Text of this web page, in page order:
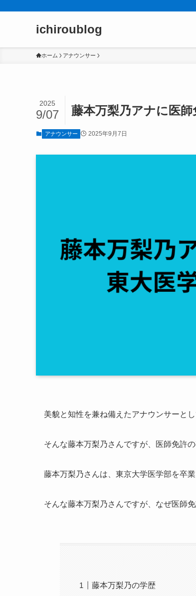
ichiroublog
ホーム アナウンサー
藤本万梨乃アナに医
2025
9/07
アナウンサー 2025年9月7日
美貌と知性を兼ね備えたアナウンサーと
そんな藤本万梨乃さんですが、医師免許
藤本万梨乃さんは、東京大学医学部を卒
そんな藤本万梨乃さんですが、なぜ医師
藤本万梨乃の学歴